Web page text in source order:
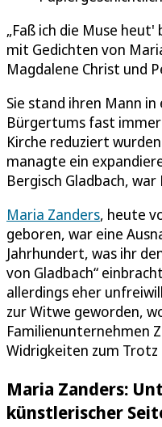
„Faß ich die Muse
mit Gedichten von
Magdalene Christ und
Sie stand ihren Mann
Bürgertums fast
Kirche reduziert
managte ein
Bergisch Gladbach,
Maria Zanders, heute
geboren, war eine
Jahrhundert, was ihr
von Gladbach“
allerdings eher
zur Witwe geworden,
Familienunternehmen
Widrigkeiten zum Trotz
Maria Zanders:
künstlerischer